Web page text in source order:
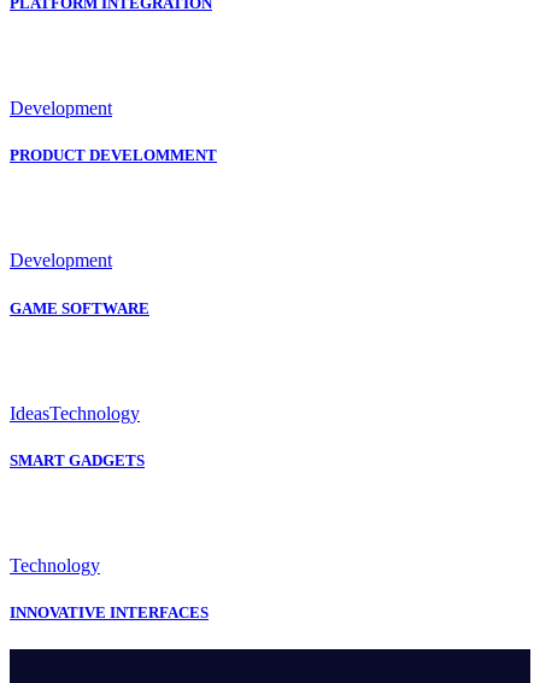
Development
PRODUCT DEVELOMMENT
Development
GAME SOFTWARE
IdeasTechnology
SMART GADGETS
Technology
INNOVATIVE INTERFACES